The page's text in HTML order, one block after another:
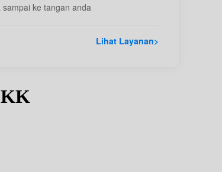
ke tangan anda
Lihat Layanan>